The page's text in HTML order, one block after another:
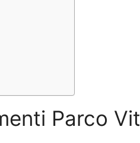
Parco